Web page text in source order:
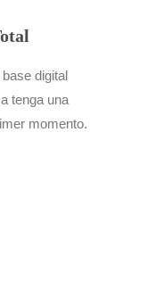
digital
tenga una
momento.